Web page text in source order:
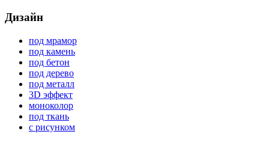
Дизайн
под мрамор
под камень
под бетон
под дерево
под металл
3D эффект
моноколор
под ткань
с рисунком